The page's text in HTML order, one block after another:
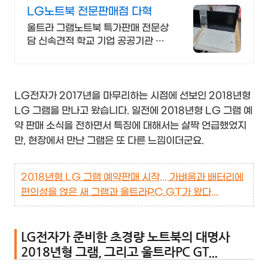
LG노트북 전문판매점 다혁
울트라 그램노트북 특가판매 전문상
담 신속견적 학교 기업 공공기관 대
LG전자가 2017년을 마무리하는 시점에 선보인 2018년형
LG 그램을 만나고 왔습니다. 일전에 2018년형 LG 그램 예
약 판매 소식을 전하면서 특징에 대해서는 살짝 언급했었지
만, 현장에서 만난 그램은 또 다른 느낌이더군요.
2018년형 LG 그램 예약판매 시작... 가벼움과 배터리에
편의성을 얹은 새 그램과 울트라PC GT가 왔다...
LG전자가 준비한 초경량 노트북의 대명사
2018년형 그램, 그리고 울트라PC GT...